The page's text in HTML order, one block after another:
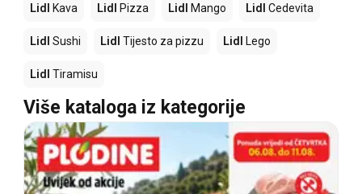
Lidl Kava Lidl Pizza Lidl Mango Lidl Cedevita
Lidl Sushi Lidl Tijesto za pizzu Lidl Lego
Lidl Tiramisu
Više kataloga iz kategorije